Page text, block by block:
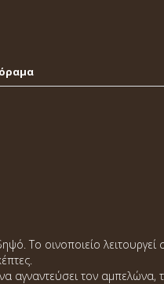
Το οινοποιείο λειτουργεί
αγναντεύσει τον αμπελώνα,